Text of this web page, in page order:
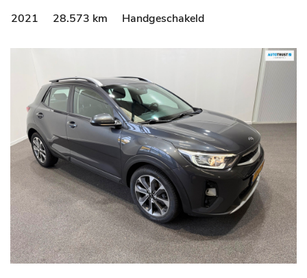
2021
28.573 km Handgeschakeld